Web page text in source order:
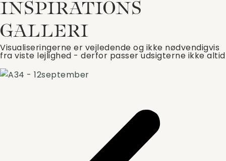
INSPIRATIONS
GALLERI
Visualiseringerne er vejledende og ikke nødvendigvis
fra viste lejlighed - derfor passer udsigterne ikke altid